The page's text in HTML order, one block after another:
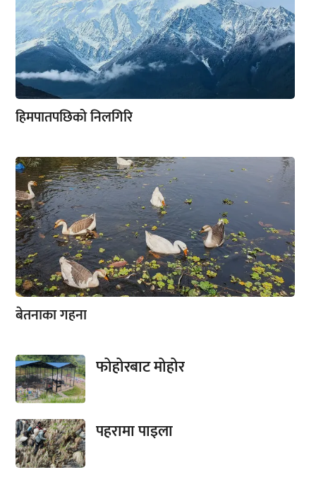
हिमपातपछिको निलगिरि
बेतनाका गहना
फोहोरबाट मोहोर
पहरामा पाइला